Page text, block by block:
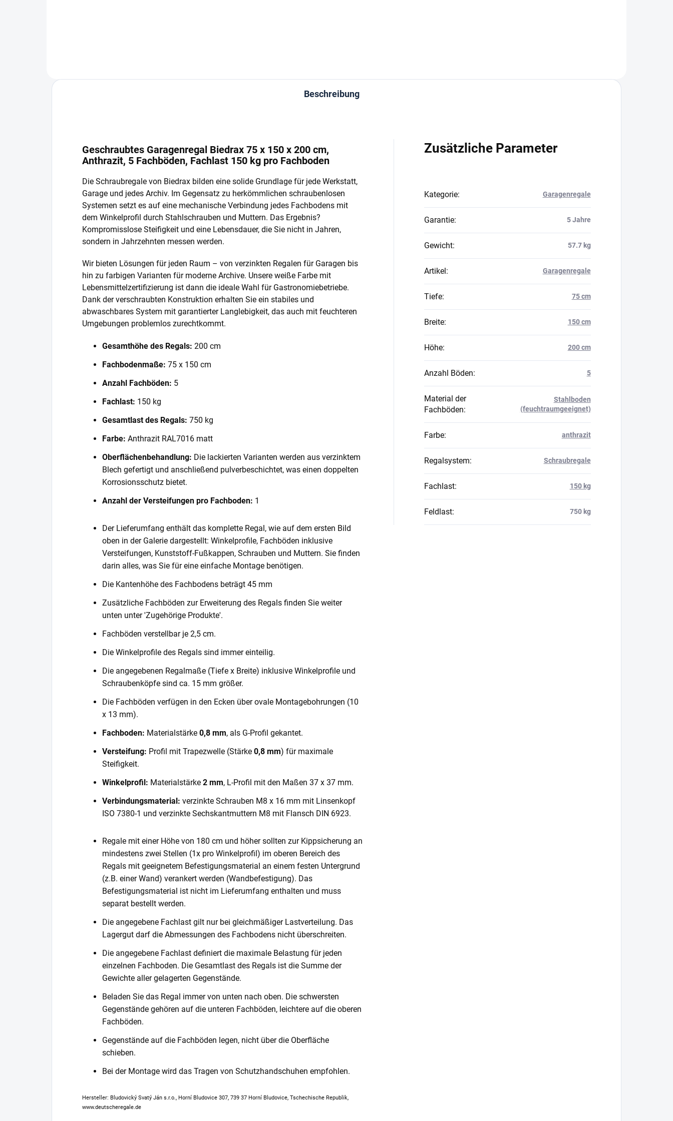
Beschreibung
Geschraubtes Garagenregal Biedrax 75 x 150 x 200 cm,
Anthrazit, 5 Fachböden, Fachlast 150 kg pro Fachboden
Die Schraubregale von Biedrax bilden eine solide Grundlage für jede Werkstatt,
Garage und jedes Archiv. Im Gegensatz zu herkömmlichen schraubenlosen
Systemen setzt es auf eine mechanische Verbindung jedes Fachbodens mit
dem Winkelprofil durch Stahlschrauben und Muttern. Das Ergebnis?
Kompromisslose Steifigkeit und eine Lebensdauer, die Sie nicht in Jahren,
sondern in Jahrzehnten messen werden.
Wir bieten Lösungen für jeden Raum – von verzinkten Regalen für Garagen bis
hin zu farbigen Varianten für moderne Archive. Unsere weiße Farbe mit
Lebensmittelzertifizierung ist dann die ideale Wahl für Gastronomiebetriebe.
Dank der verschraubten Konstruktion erhalten Sie ein stabiles und
abwaschbares System mit garantierter Langlebigkeit, das auch mit feuchteren
Umgebungen problemlos zurechtkommt.
Gesamthöhe des Regals: 200 cm
Fachbodenmaße: 75 x 150 cm
Anzahl Fachböden: 5
Fachlast: 150 kg
Gesamtlast des Regals: 750 kg
Farbe: Anthrazit RAL7016 matt
Oberflächenbehandlung: Die lackierten Varianten werden aus verzinktem
Blech gefertigt und anschließend pulverbeschichtet, was einen doppelten
Korrosionsschutz bietet.
Anzahl der Versteifungen pro Fachboden: 1
Der Lieferumfang enthält das komplette Regal, wie auf dem ersten Bild
oben in der Galerie dargestellt: Winkelprofile, Fachböden inklusive
Versteifungen, Kunststoff-Fußkappen, Schrauben und Muttern. Sie finden
darin alles, was Sie für eine einfache Montage benötigen.
Die Kantenhöhe des Fachbodens beträgt 45 mm
Zusätzliche Fachböden zur Erweiterung des Regals finden Sie weiter
unten unter 'Zugehörige Produkte'.
Fachböden verstellbar je 2,5 cm.
Die Winkelprofile des Regals sind immer einteilig.
Die angegebenen Regalmaße (Tiefe x Breite) inklusive Winkelprofile und
Schraubenköpfe sind ca. 15 mm größer.
Die Fachböden verfügen in den Ecken über ovale Montagebohrungen (10
x 13 mm).
Fachboden: Materialstärke 0,8 mm, als G-Profil gekantet.
Versteifung: Profil mit Trapezwelle (Stärke 0,8 mm) für maximale
Steifigkeit.
Winkelprofil: Materialstärke 2 mm, L-Profil mit den Maßen 37 x 37 mm.
Verbindungsmaterial: verzinkte Schrauben M8 x 16 mm mit Linsenkopf
ISO 7380-1 und verzinkte Sechskantmuttern M8 mit Flansch DIN 6923.
Regale mit einer Höhe von 180 cm und höher sollten zur Kippsicherung an
mindestens zwei Stellen (1x pro Winkelprofil) im oberen Bereich des
Regals mit geeignetem Befestigungsmaterial an einem festen Untergrund
(z.B. einer Wand) verankert werden (Wandbefestigung). Das
Befestigungsmaterial ist nicht im Lieferumfang enthalten und muss
separat bestellt werden.
Die angegebene Fachlast gilt nur bei gleichmäßiger Lastverteilung. Das
Lagergut darf die Abmessungen des Fachbodens nicht überschreiten.
Die angegebene Fachlast definiert die maximale Belastung für jeden
einzelnen Fachboden. Die Gesamtlast des Regals ist die Summe der
Gewichte aller gelagerten Gegenstände.
Beladen Sie das Regal immer von unten nach oben. Die schwersten
Gegenstände gehören auf die unteren Fachböden, leichtere auf die oberen
Fachböden.
Gegenstände auf die Fachböden legen, nicht über die Oberfläche
schieben.
Bei der Montage wird das Tragen von Schutzhandschuhen empfohlen.
Hersteller: Bludovický Svatý Ján s.r.o., Horní Bludovice 307, 739 37 Horní Bludovice, Tschechische Republik,
www.deutscheregale.de
Zusätzliche Parameter
Kategorie: Garagenregale
Garantie: 5 Jahre
Gewicht: 57.7 kg
Artikel: Garagenregale
Tiefe: 75 cm
Breite: 150 cm
Höhe: 200 cm
Anzahl Böden: 5
Material der
Fachböden:
Stahlboden
(feuchtraumgeeignet)
Farbe: anthrazit
Regalsystem: Schraubregale
Fachlast: 150 kg
Feldlast: 750 kg